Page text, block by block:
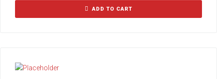
ADD TO CART